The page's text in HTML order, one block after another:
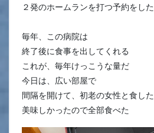
２発のホームランを打つ予約をした
毎年、この病院は
終了後に食事を出してくれる
これが、毎年けっこうな量だ
今日は、広い部屋で
間隔を開けて、初老の女性と食した
美味しかったので全部食べた